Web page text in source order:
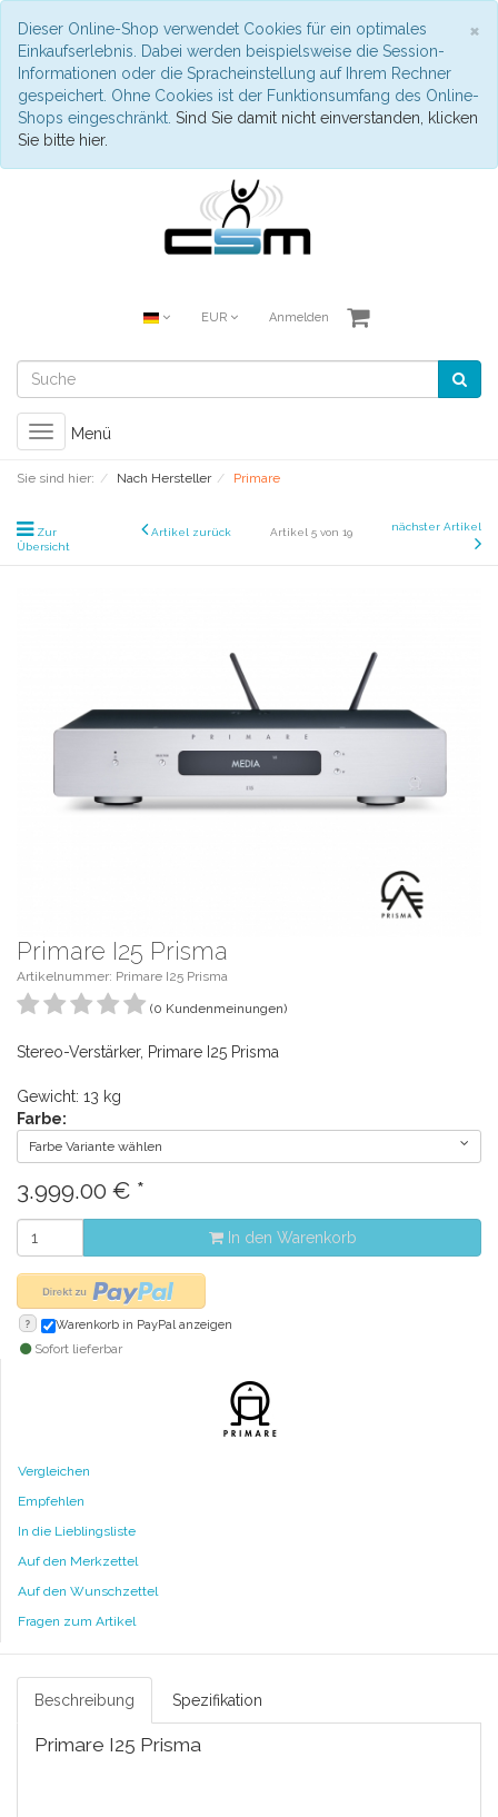
×
Dieser Online-Shop verwendet Cookies für ein optimales
Einkaufserlebnis. Dabei werden beispielsweise die Session-
Informationen oder die Spracheinstellung auf Ihrem Rechner
gespeichert. Ohne Cookies ist der Funktionsumfang des Online-
Shops eingeschränkt. Sind Sie damit nicht einverstanden, klicken
Sie bitte hier.
EUR Anmelden
Toggle
navigation
Menü
Sie sind hier: Nach Hersteller Primare
Zur
Übersicht
Artikel zurück Artikel 5 von 19 nächster Artikel
Primare I25 Prisma
Artikelnummer: Primare I25 Prisma
(0 Kundenmeinungen)
Stereo-Verstärker, Primare I25 Prisma
Gewicht: 13 kg
Farbe:
Farbe Variante wählen
3.999.00 € *
In den Warenkorb
? Warenkorb in PayPal anzeigen
Sofort lieferbar
Vergleichen
Empfehlen
In die Lieblingsliste
Auf den Merkzettel
Auf den Wunschzettel
Fragen zum Artikel
Beschreibung Spezifikation
Primare I25 Prisma